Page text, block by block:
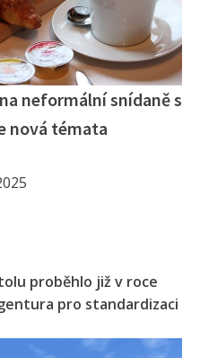
neformální snídaně s
nová témata
proběhlo již v roce
pro standardizaci